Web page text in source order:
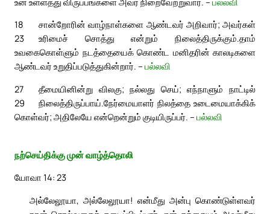
18
சான்றோரின் வாழ்நாள்களை ஆண்டவர் அறிவார்; அவர்கள்
உரிமைச் சொத்து என்றும் நிலைத்திருக்கும்.
23
தாம்
உவகைகொள்ளும் நடத்தையைக் கொண்ட மனிதரின் காலடிகளை
ஆண்டவர் உறுதிப்படுத்துகின்றார். – பல்லவி
27
தீமையினின்று விலகு; நல்லது செய்; எந்நாளும் நாட்டில்
நிலைத்திருப்பாய்.
29
நேர்மையாளர் நிலத்தை உடைமையாக்கிக்
கொள்வர்; அதிலேயே என்றென்றும் குடியிருப்பர். – பல்லவி
நற்செய்திக்கு முன் வாழ்த்தொலி
யோவா 14: 23
அல்லேலூயா, அல்லேலூயா! என்மீது அன்பு கொண்டுள்ளவர்